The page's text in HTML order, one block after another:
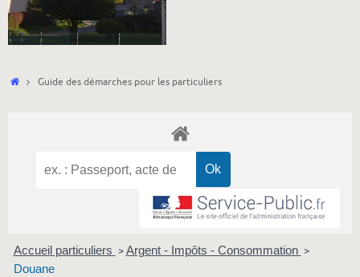
Accueil
Guide des démarches pour les particuliers
Accueil particuliers > Argent - Impôts - Consommation >
Douane